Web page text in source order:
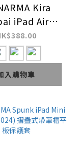
Kira
iPad Air
(M2 2024)
摺蓋帶筆槽平
保護套
入購物車